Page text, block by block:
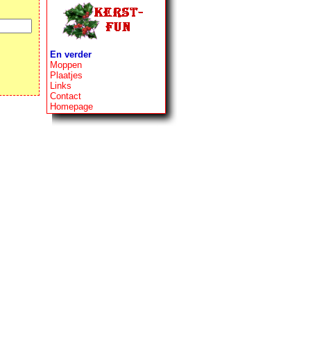
En verder
Moppen
Plaatjes
Links
Contact
Homepage